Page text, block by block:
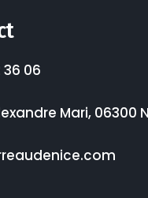
36 06
Mari, 06300